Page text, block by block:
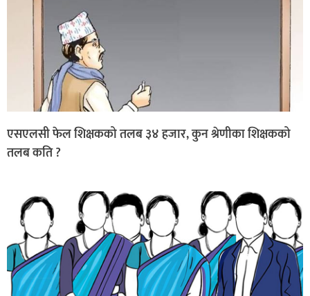
एसएलसी फेल शिक्षकको तलब ३४ हजार, कुन श्रेणीका शिक्षकको
तलब कति ?